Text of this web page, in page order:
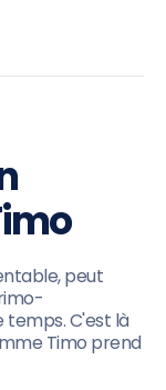
peut
temps. C'est là
Timo prend